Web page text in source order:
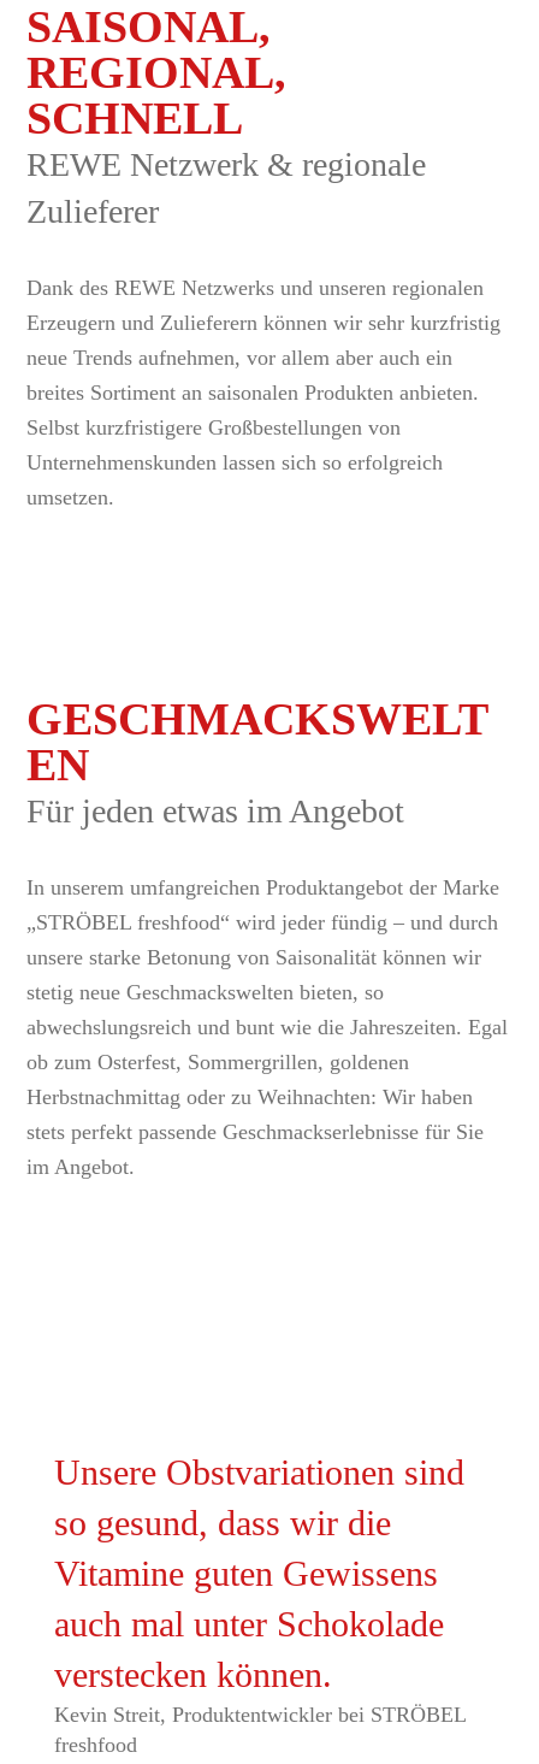
SAISONAL,
REGIONAL,
SCHNELL
REWE Netzwerk & regionale
Zulieferer
Dank des REWE Netzwerks und unseren regionalen
Erzeugern und Zulieferern können wir sehr kurzfristig
neue Trends aufnehmen, vor allem aber auch ein
breites Sortiment an saisonalen Produkten anbieten.
Selbst kurzfristigere Großbestellungen von
Unternehmenskunden lassen sich so erfolgreich
umsetzen.
GESCHMACKSWELT
EN
Für jeden etwas im Angebot
In unserem umfangreichen Produktangebot der Marke
„STRÖBEL freshfood“ wird jeder fündig – und durch
unsere starke Betonung von Saisonalität können wir
stetig neue Geschmackswelten bieten, so
abwechslungsreich und bunt wie die Jahreszeiten. Egal
ob zum Osterfest, Sommergrillen, goldenen
Herbstnachmittag oder zu Weihnachten: Wir haben
stets perfekt passende Geschmackserlebnisse für Sie
im Angebot.
Unsere Obstvariationen sind
so gesund, dass wir die
Vitamine guten Gewissens
auch mal unter Schokolade
verstecken können.
Kevin Streit, Produktentwickler bei STRÖBEL
freshfood